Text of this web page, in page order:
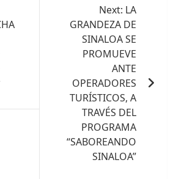
Next: LA
GRANDEZA DE
SINALOA SE
PROMUEVE
ANTE
OPERADORES
TURÍSTICOS, A
TRAVÉS DEL
PROGRAMA
“SABOREANDO
SINALOA”